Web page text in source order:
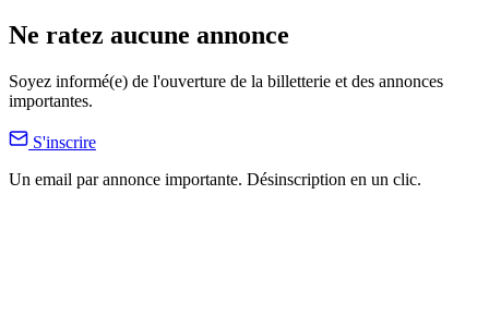
Ne ratez aucune annonce
Soyez informé(e) de l'ouverture de la billetterie et des annonces
importantes.
S'inscrire
Un email par annonce importante. Désinscription en un clic.